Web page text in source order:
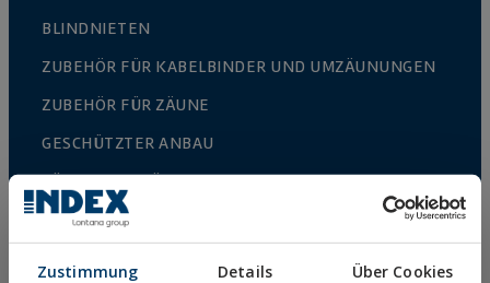
Zustimmung Details Über Cookies
BLINDNIETEN
ZUBEHÖR FÜR KABELBINDER UND UMZÄUNUNGEN
ZUBEHÖR FÜR ZÄUNE
GESCHÜTZTER ANBAU
ZÄUNE UND KÄFIGE
SCHNELLBAUSCHRAUBEN UND ZUBEHÖR